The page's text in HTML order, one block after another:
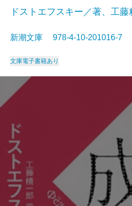
ドストエフスキー／著、工藤
新潮文庫 978-4-10-201016-7
文庫電子書籍あり